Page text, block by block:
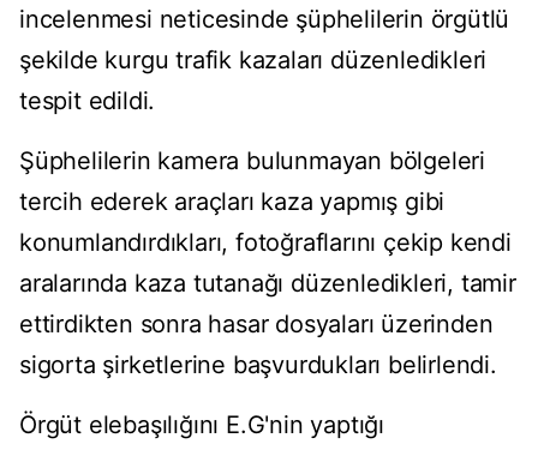
incelenmesi neticesinde şüphelilerin örgütlü
şekilde kurgu trafik kazaları düzenledikleri
tespit edildi.
Şüphelilerin kamera bulunmayan bölgeleri
tercih ederek araçları kaza yapmış gibi
konumlandırdıkları, fotoğraflarını çekip kendi
aralarında kaza tutanağı düzenledikleri, tamir
ettirdikten sonra hasar dosyaları üzerinden
sigorta şirketlerine başvurdukları belirlendi.
Örgüt elebaşılığını E.G'nin yaptığı